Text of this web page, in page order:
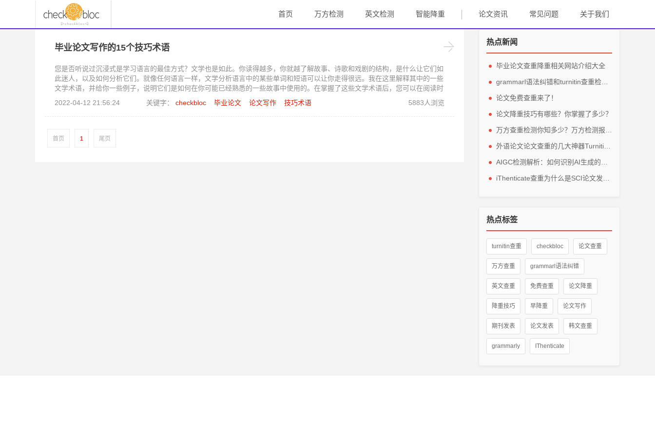
首页 万方检测 英文检测 智能降重 论文资讯 常见问题 关于我们
毕业论文写作的15个技巧术语
您是否听说过沉浸式是学习语言的最佳方式？文学也是如此。你读得越多，你就越了解故事、诗歌和戏剧的结构，是什么让它们如
此迷人，以及如何分析它们。就像任何语言一样，文学分析语言中的某些单词和短语可以让你走得很远。我在这里解释其中的一些
文学术语，并给你一些例子，说明它们是如何在你可能已经熟悉的一些故事中使用的。在掌握了这些文学术语后，您可以在阅读时
识别它们，这使得写论文更快、更容易、更有趣。
2022-04-12 21:56:24 关键字： checkbloc 毕业论文 论文写作 技巧术语 5883人浏览
首页 1 尾页
热点新闻
毕业论文查重降重相关网站介绍大全
论文免费查重来了！
论文降重技巧有哪些？你掌握了多少？
热点标签
turnitin查重 checkbloc 论文查重
万方查重 grammarl语法纠错
英文查重 免费查重 论文降重
降重技巧 早降重 论文写作
期刊发表 论文发表 韩文查重
grammarly IThenticate